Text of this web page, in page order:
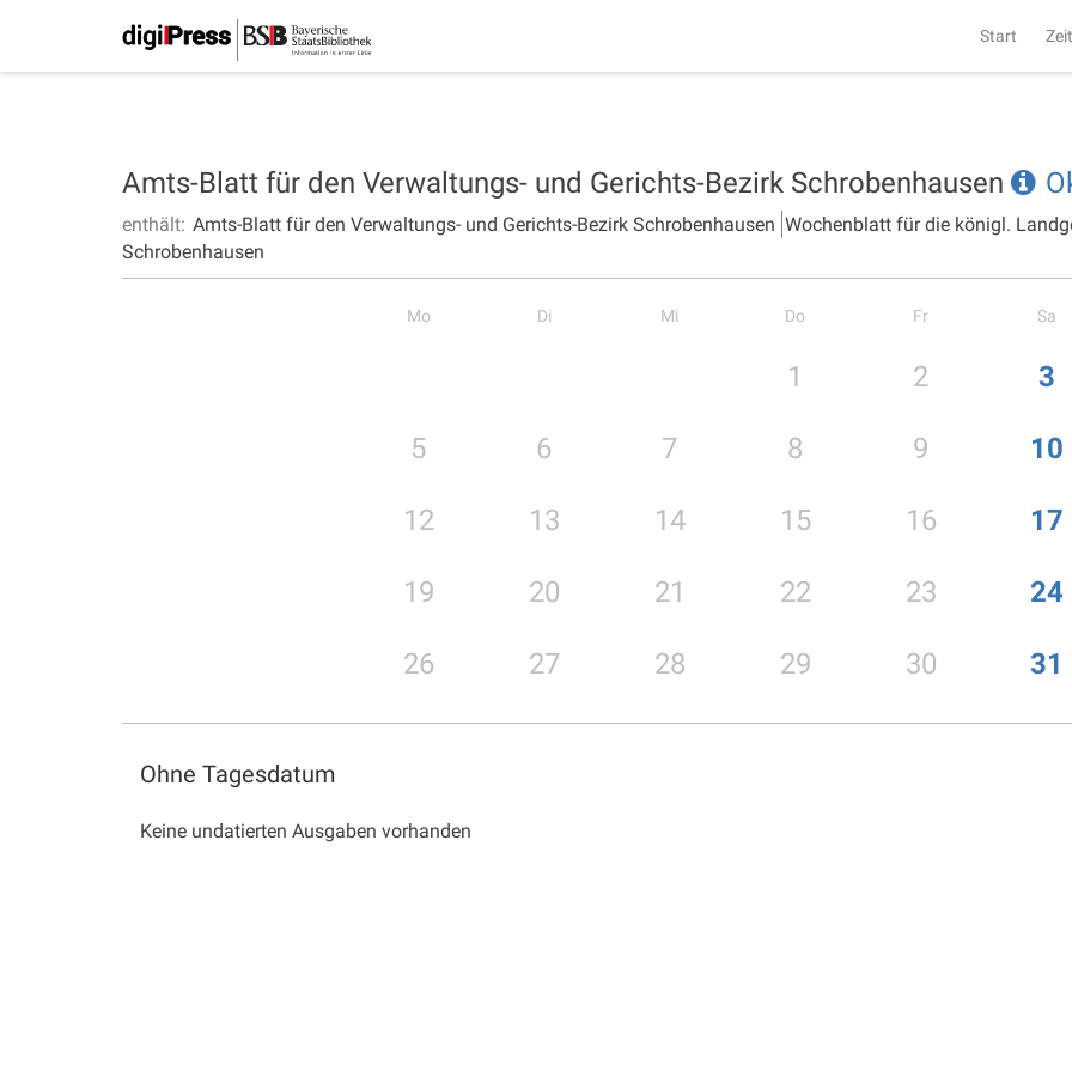
Start
Amts-Blatt für den Verwaltungs- und Gerichts-Bezirk Schrobenhausen
enthält: Amts-Blatt für den Verwaltungs- und Gerichts-Bezirk Schrobenhausen Wochenblatt für die königl.
Schrobenhausen
Mo Di Mi Do Fr Sa
1 2 3
5 6 7 8 9 10
12 13 14 15 16 17
19 20 21 22 23 24
26 27 28 29 30 31
Ohne Tagesdatum
Keine undatierten Ausgaben vorhanden